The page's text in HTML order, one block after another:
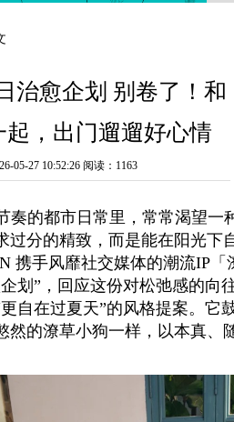
治愈企划 别卷了！和
起，出门遛遛好心情
05-27 10:52:26 阅读：1163
节奏的都市日常里，常常渴望
过分的精致，而是能在阳光下
携手风靡社交媒体的潮流IP「
划”，回应这份对松弛感的向
自在过夏天”的风格提案。它
然的潦草小狗一样，以本真、